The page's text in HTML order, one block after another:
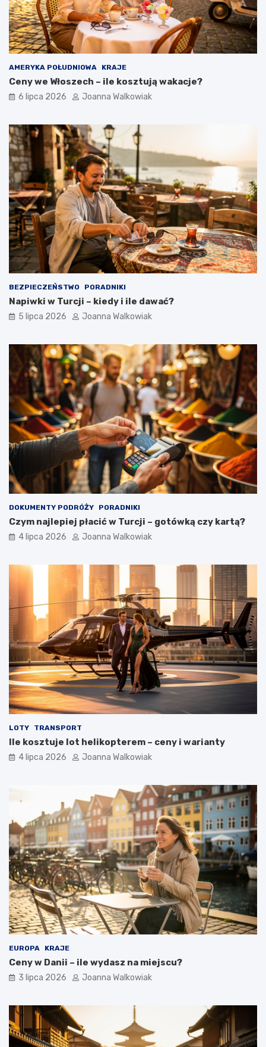
AMERYKA POŁUDNIOWA KRAJE
Ceny we Włoszech – ile kosztują wakacje?
6 lipca 2026 Joanna Walkowiak
BEZPIECZEŃSTWO PORADNIKI
Napiwki w Turcji – kiedy i ile dawać?
5 lipca 2026 Joanna Walkowiak
DOKUMENTY PODRÓŻY PORADNIKI
Czym najlepiej płacić w Turcji – gotówką czy kartą?
4 lipca 2026 Joanna Walkowiak
LOTY TRANSPORT
Ile kosztuje lot helikopterem – ceny i warianty
4 lipca 2026 Joanna Walkowiak
EUROPA KRAJE
Ceny w Danii – ile wydasz na miejscu?
3 lipca 2026 Joanna Walkowiak